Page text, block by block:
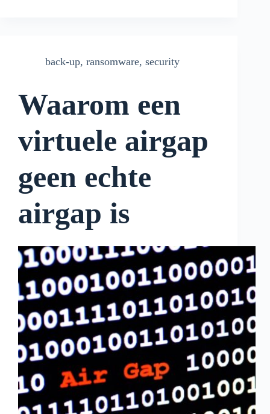
back-up, ransomware, security
Waarom een
virtuele airgap
geen echte
airgap is